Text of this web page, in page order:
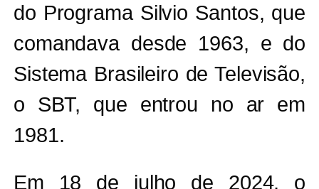
do Programa Silvio Santos, que
comandava desde 1963, e do
Sistema Brasileiro de Televisão,
o SBT, que entrou no ar em
1981.
Em 18 de julho de 2024, o